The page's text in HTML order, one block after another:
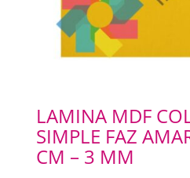
LAMINA MDF
SIMPLE FAZ
CM – 3 MM